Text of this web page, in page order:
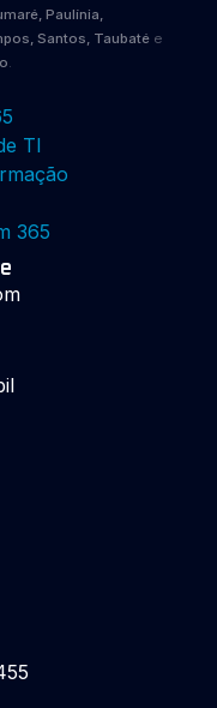
Paulínia,
Santos, Taubaté e
TI
365